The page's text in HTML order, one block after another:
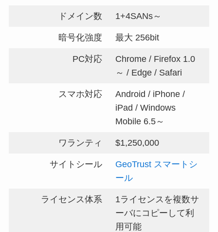
ドメイン数 1+4SANs～
暗号化強度 最大 256bit
PC対応
Chrome / Firefox 1.0
～ / Edge / Safari
スマホ対応
Android / iPhone /
iPad / Windows
Mobile 6.5～
ワランティ $1,250,000
サイトシール
GeoTrust スマートシ
ール
ライセンス体系
1ライセンスを複数サ
ーバにコピーして利
用可能